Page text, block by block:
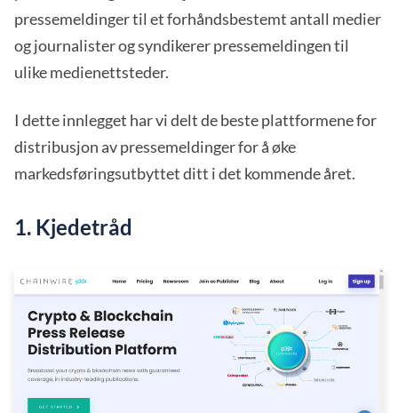
pressemeldinger til et forhåndsbestemt antall medier
og journalister og syndikerer pressemeldingen til
ulike medienettsteder.
I dette innlegget har vi delt de beste plattformene for
distribusjon av pressemeldinger for å øke
markedsføringsutbyttet ditt i det kommende året.
1. Kjedetråd